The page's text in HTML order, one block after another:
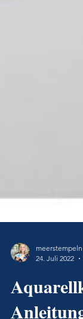
meerstempeln
24. Juli 2022